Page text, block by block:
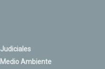
Judiciales
Medio Ambiente